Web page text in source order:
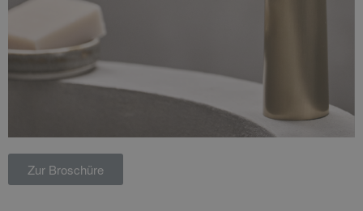
Zur Broschüre